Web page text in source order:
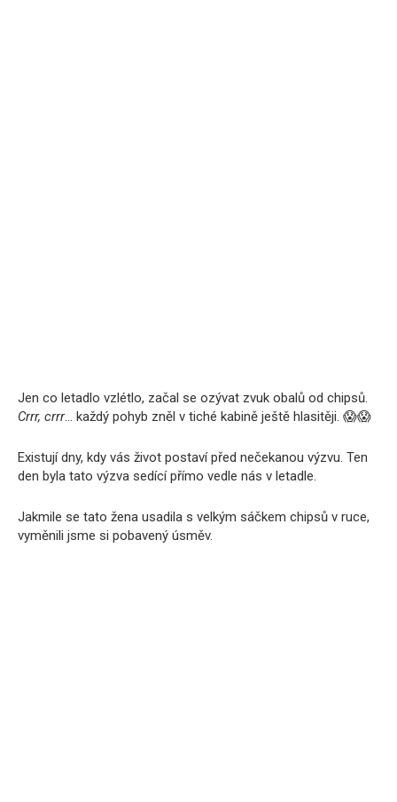
Jen co letadlo vzlétlo, začal se ozývat zvuk obalů od chipsů.
Crrr, crrr… každý pohyb zněl v tiché kabině ještě hlasitěji. 😱😱
Existují dny, kdy vás život postaví před nečekanou výzvu. Ten
den byla tato výzva sedící přímo vedle nás v letadle.
Jakmile se tato žena usadila s velkým sáčkem chipsů v ruce,
vyměnili jsme si pobavený úsměv.